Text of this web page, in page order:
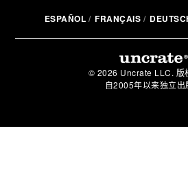
ESPAÑOL FRANÇAIS
© 2026 Uncrate LLC. 版
自2005年以来独立出